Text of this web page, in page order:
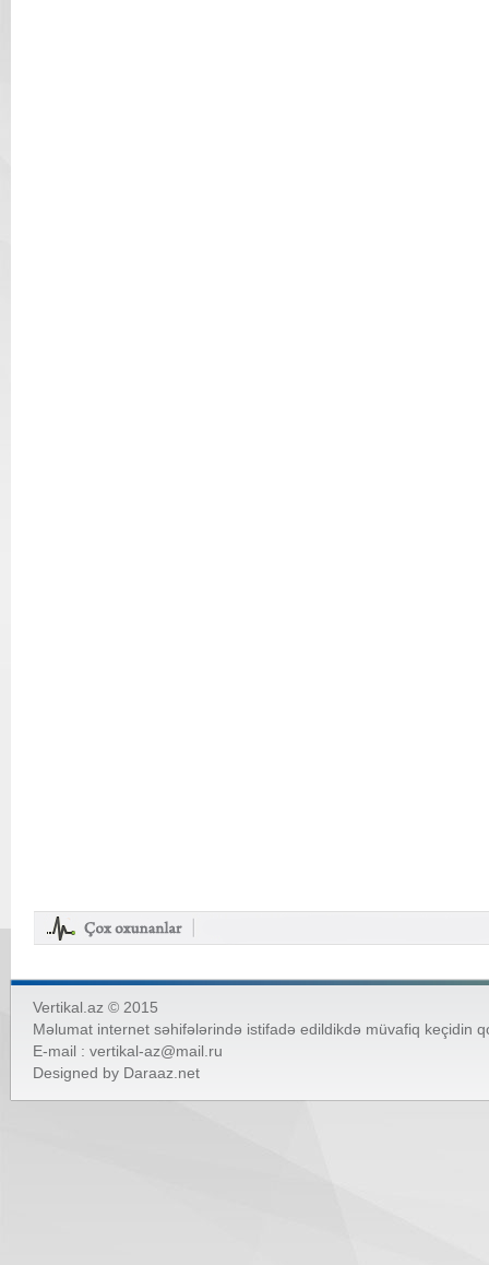
Vertikal.az © 2015
Məlumat internet səhifələrində istifadə edildikdə müvafiq keçidin
E-mail : vertikal-az@mail.ru
Designed by Daraaz.net